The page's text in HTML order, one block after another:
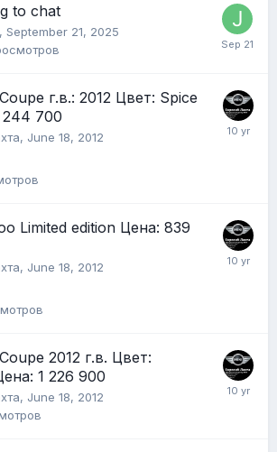
to chat
, September 21, 2025
г.в.: 2012 Цвет: Spice
244 700
, June 18, 2012
Limited edition Цена: 839
, June 18, 2012
2012 г.в. Цвет:
1 226 900
, June 18, 2012